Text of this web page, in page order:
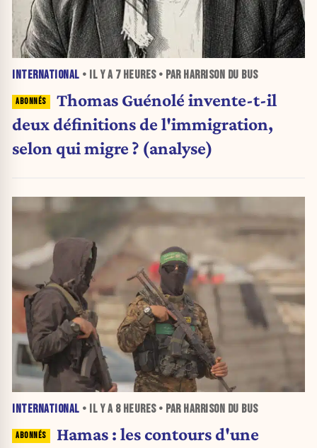
INTERNATIONAL • IL Y A 7 HEURES• PAR HARRISON DU BUS
Thomas Guénolé invente-t-il
deux définitions de l'immigration,
selon qui migre ? (analyse)
INTERNATIONAL • IL Y A 8 HEURES• PAR HARRISON DU BUS
Hamas : les contours d'une